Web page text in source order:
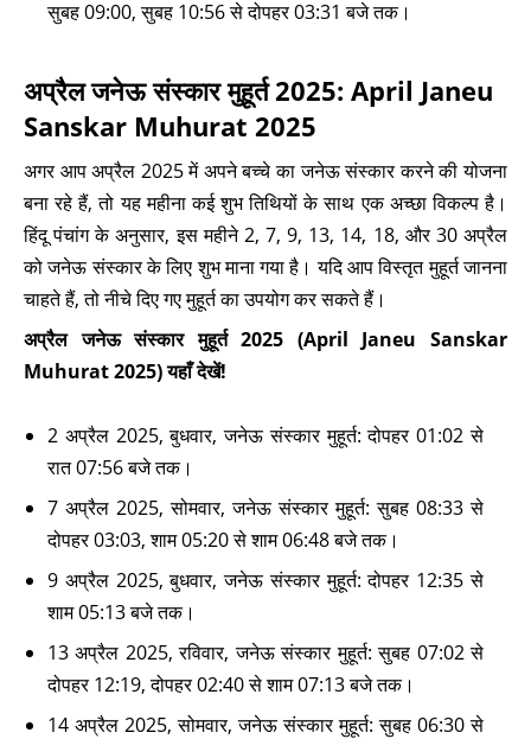
सुबह 09:00, सुबह 10:56 से दोपहर 03:31 बजे तक।
अप्रैल जनेऊ संस्कार मुहूर्त 2025: April Janeu
Sanskar Muhurat 2025
अगर आप अप्रैल 2025 में अपने बच्चे का जनेऊ संस्कार करने की योजना
बना रहे हैं, तो यह महीना कई शुभ तिथियों के साथ एक अच्छा विकल्प है।
हिंदू पंचांग के अनुसार, इस महीने 2, 7, 9, 13, 14, 18, और 30 अप्रैल
को जनेऊ संस्कार के लिए शुभ माना गया है। यदि आप विस्तृत मुहूर्त जानना
चाहते हैं, तो नीचे दिए गए मुहूर्त का उपयोग कर सकते हैं।
अप्रैल जनेऊ संस्कार मुहूर्त 2025 (April Janeu Sanskar
Muhurat 2025) यहाँ देखें!
2 अप्रैल 2025, बुधवार, जनेऊ संस्कार मुहूर्त: दोपहर 01:02 से
रात 07:56 बजे तक।
7 अप्रैल 2025, सोमवार, जनेऊ संस्कार मुहूर्त: सुबह 08:33 से
दोपहर 03:03, शाम 05:20 से शाम 06:48 बजे तक।
9 अप्रैल 2025, बुधवार, जनेऊ संस्कार मुहूर्त: दोपहर 12:35 से
शाम 05:13 बजे तक।
13 अप्रैल 2025, रविवार, जनेऊ संस्कार मुहूर्त: सुबह 07:02 से
दोपहर 12:19, दोपहर 02:40 से शाम 07:13 बजे तक।
14 अप्रैल 2025, सोमवार, जनेऊ संस्कार मुहूर्त: सुबह 06:30 से